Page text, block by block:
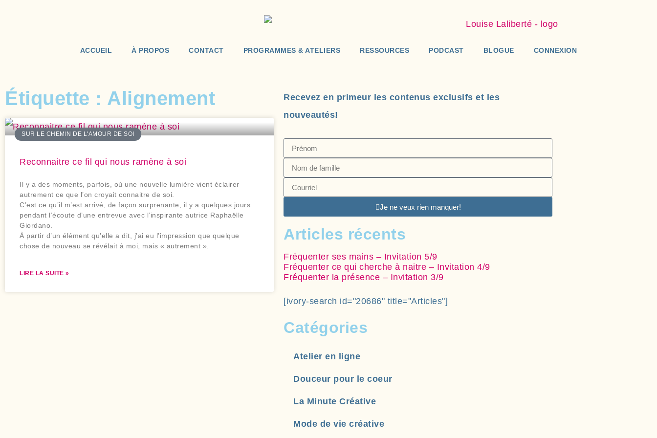
ACCUEIL À PROPOS CONTACT PROGRAMMES & ATELIERS RESSOURCES PODCAST BLOGUE CONNEXION
Étiquette : Alignement
SUR LE CHEMIN DE L'AMOUR DE SOI
Reconnaitre ce fil qui nous ramène à soi
Il y a des moments, parfois, où une nouvelle lumière vient éclairer
autrement ce que l’on croyait connaitre de soi.
C’est ce qu’il m’est arrivé, de façon surprenante, il y a quelques jours
pendant l’écoute d’une entrevue avec l’inspirante autrice Raphaëlle
Giordano.
À partir d’un élément qu’elle a dit, j’ai eu l’impression que quelque
chose de nouveau se révélait à moi, mais « autrement ».
LIRE LA SUITE »
Recevez en primeur les contenus exclusifs et les
nouveautés!
Je ne veux rien manquer!
Articles récents
Fréquenter ses mains – Invitation 5/9
Fréquenter ce qui cherche à naitre – Invitation 4/9
Fréquenter la présence – Invitation 3/9
[ivory-search id="20686" title="Articles"]
Catégories
Atelier en ligne
Douceur pour le coeur
La Minute Créative
Mode de vie créative